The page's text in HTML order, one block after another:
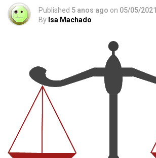
Published 5 anos ago on 05/05/2021
By Isa Machado